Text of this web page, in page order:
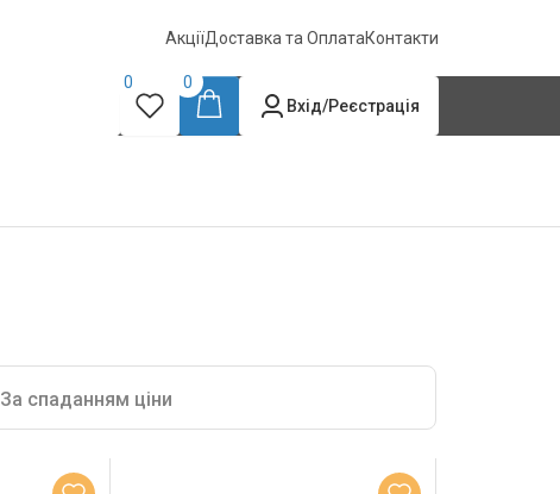
АкціїДоставка та ОплатаКонтакти
0
0
Вхід/Реєстрація
За спаданням ціни